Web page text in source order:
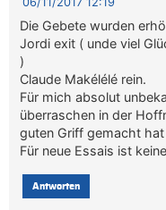
Die Gebete wurden
Jordi exit ( unde viel
)
Claude Makélélé rein.
Für mich absolut
überraschen in der
guten Griff gemacht
Für neue Essais ist
Antworten